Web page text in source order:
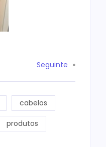
Seguinte »
cabelos
produtos